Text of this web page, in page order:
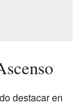
destacar en